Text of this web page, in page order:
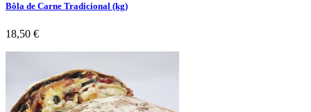
Bôla de Carne Tradicional (kg)
Preço
18,50 €